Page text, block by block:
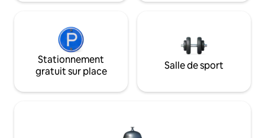
Stationnement
gratuit sur place
Salle de sport